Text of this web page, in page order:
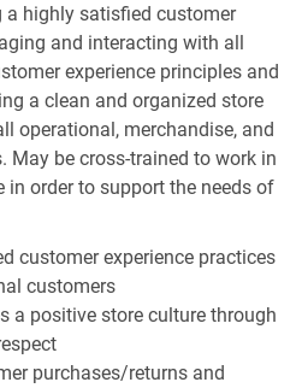
a highly satisfied customer
and interacting with all
experience principles and
a clean and organized store
operational, merchandise, and
May be cross-trained to work in
in order to support the needs of
customer experience practices
customers
a positive store culture through
purchases/returns and